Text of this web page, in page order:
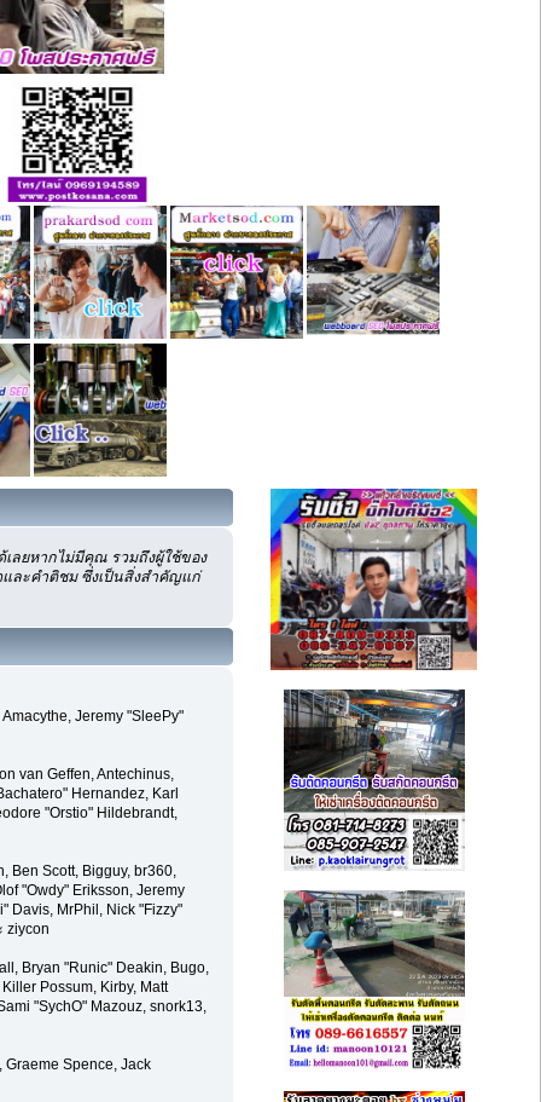
เลยหากไม่มีคุณ รวมถึงผู้ใช้ของ
และคำติชม ซึ่งเป็นสิ่งสำคัญแก่
Jeremy "SleePy"
van Geffen, Antechinus,
Hernandez, Karl
"Orstio" Hildebrandt,
Ben Scott, Bigguy, br360,
"Owdy" Eriksson, Jeremy
Davis, MrPhil, Nick "Fizzy"
ziycon
Bryan "Runic" Deakin, Bugo,
Possum, Kirby, Matt
"SychO" Mazouz, snork13,
Spence, Jack